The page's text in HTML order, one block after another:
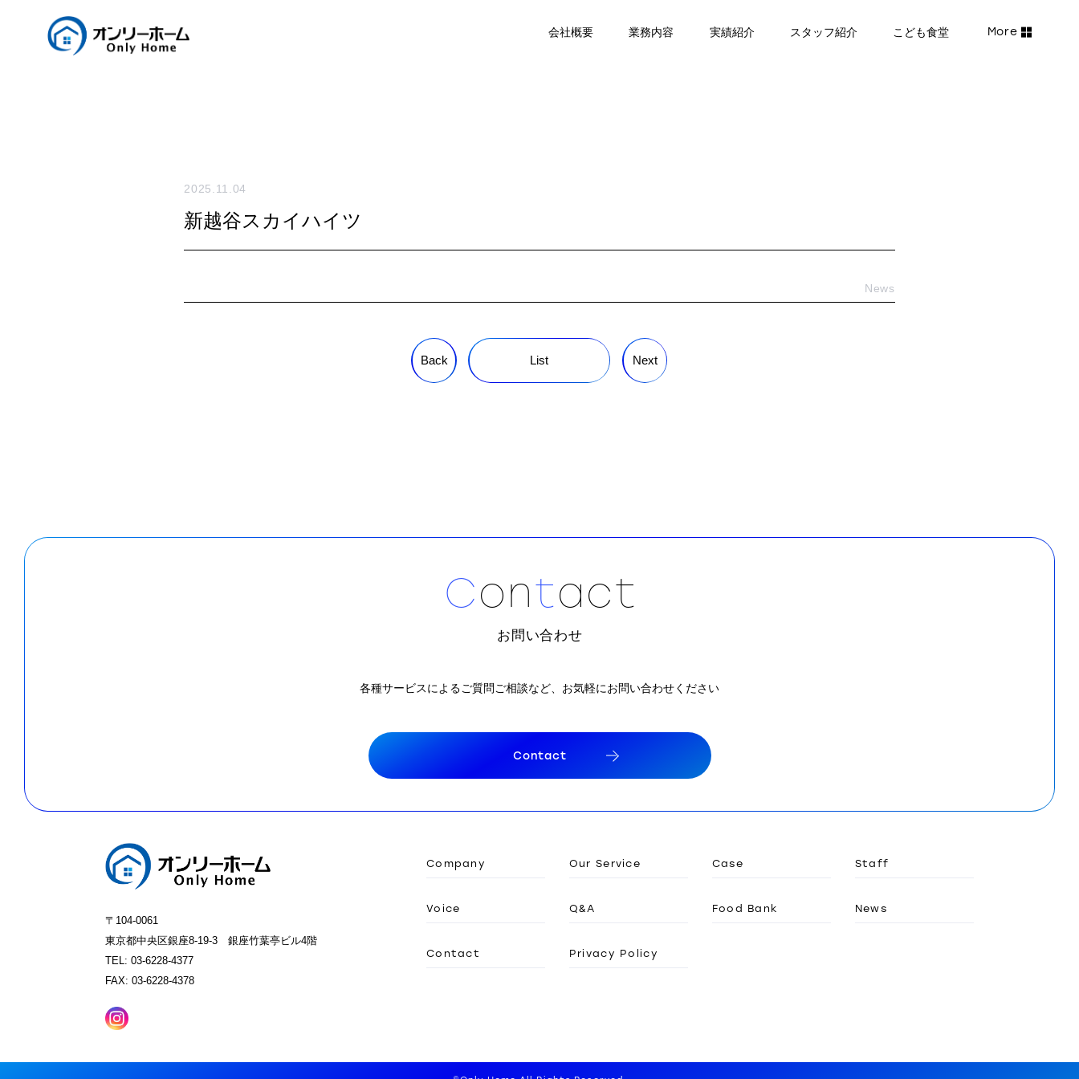
会社概要 業務内容 実績紹介 スタッフ紹介 こども食堂
2025.11.04
新越谷スカイハイツ
News
Back List Next
Contact
お問い合わせ
各種サービスによるご質問ご相談など、 お気軽にお問い合わせください
Contact
〒104-0061
東京都中央区銀座8-19-3 銀座竹葉亭ビル4階
TEL: 03-6228-4377
FAX: 03-6228-4378
Company Our Service Case Staff
Voice Q&A Food Bank News
Contact Privacy Policy